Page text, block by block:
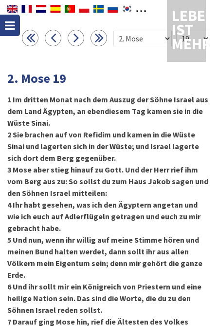
LEBEN
IST
MEHR
2. Mose 19
1 Im dritten Monat nach dem Auszug der Söhne Israel aus
dem Land Ägypten, an ebendiesem Tag kamen sie in die
Wüste Sinai.
2Sie brachen auf von Refidim und kamen in die Wüste
Sinai und lagerten sich in der Wüste; und Israel lagerte
sich dort dem Berg gegenüber.
3 Mose aber stieg hinauf zu Gott. Und der Herr rief ihm
vom Berg aus zu: So sollst du zum Haus Jakob sagen und
den Söhnen Israel mitteilen:
4 Ihr habt gesehen, was ich den Ägyptern angetan und
wie ich euch auf Adlerflügeln getragen und euch zu mir
gebracht habe.
5 Und nun, wenn ihr willig auf meine Stimme hören und
meinen Bund halten werdet, dann sollt ihr aus allen
Völkern mein Eigentum sein; denn mir gehört die ganze
Erde.
6 Und ihr sollt mir ein Königreich von Priestern und eine
heilige Nation sein. Das sind die Worte, die du zu den
Söhnen Israel reden sollst.
7 Darauf ging Mose hin, rief die Ältesten des Volkes